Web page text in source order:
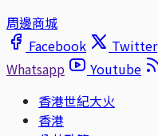
周邊商城
Facebook
Twitter
Whatsapp
Youtube
香港世紀大火
香港